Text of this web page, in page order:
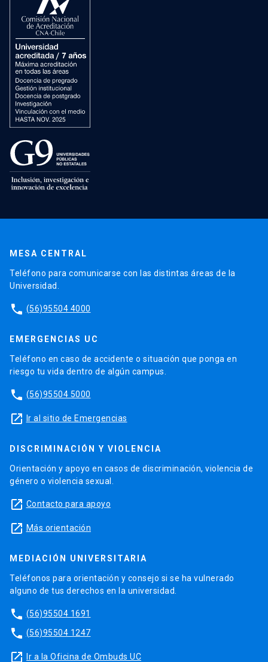
MESA CENTRAL
Teléfono para comunicarse con las distintas áreas de la
Universidad.
phone (56)95504 4000
EMERGENCIAS UC
Teléfono en caso de accidente o situación que ponga en
riesgo tu vida dentro de algún campus.
phone (56)95504 5000
launch Ir al sitio de Emergencias
DISCRIMINACIÓN Y VIOLENCIA
Orientación y apoyo en casos de discriminación, violencia de
género o violencia sexual.
launch Contacto para apoyo
launch Más orientación
MEDIACIÓN UNIVERSITARIA
Teléfonos para orientación y consejo si se ha vulnerado
alguno de tus derechos en la universidad.
phone (56)95504 1691
phone (56)95504 1247
launch Ir a la Oficina de Ombuds UC